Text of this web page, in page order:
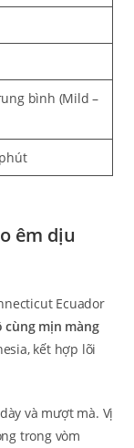
bình (Mild –
êm dịu
Ecuador
cùng mịn màng
kết hợp lõi
và mượt mà. Vị
trong vòm